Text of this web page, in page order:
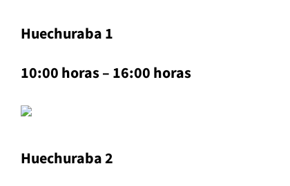
Huechuraba 1
10:00 horas – 16:00 horas
Huechuraba 2